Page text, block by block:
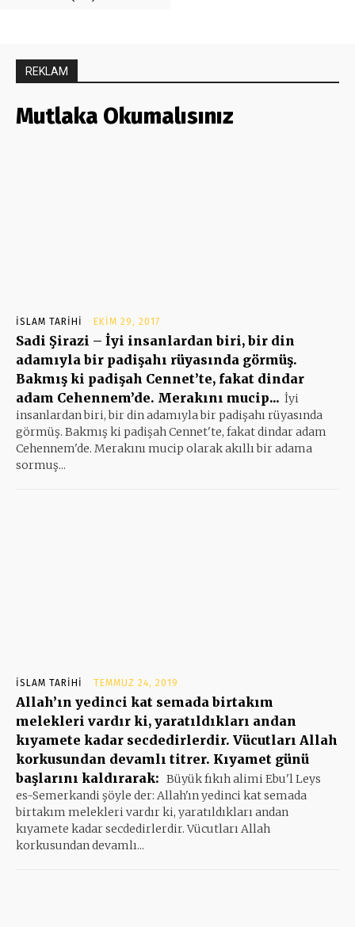
REKLAM
Mutlaka Okumalısınız
İSLAM TARIHI EKIM 29, 2017
Sadi Şirazi – İyi insanlardan biri, bir din
adamıyla bir padişahı rüyasında görmüş.
Bakmış ki padişah Cennet’te, fakat dindar
adam Cehennem’de. Merakını mucip... İyi
insanlardan biri, bir din adamıyla bir padişahı rüyasında
görmüş. Bakmış ki padişah Cennet'te, fakat dindar adam
Cehennem'de. Merakını mucip olarak akıllı bir adama
sormuş...
İSLAM TARIHI TEMMUZ 24, 2019
Allah’ın yedinci kat semada birtakım
melekleri vardır ki, yaratıldıkları andan
kıyamete kadar secdedirlerdir. Vücutları Allah
korkusundan devamlı titrer. Kıyamet günü
başlarını kaldırarak: Büyük fıkıh alimi Ebu'l Leys
es-Semerkandi şöyle der: Allah'ın yedinci kat semada
birtakım melekleri vardır ki, yaratıldıkları andan
kıyamete kadar secdedirlerdir. Vücutları Allah
korkusundan devamlı...